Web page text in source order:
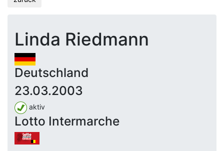
Linda Riedmann
Deutschland
23.03.2003
aktiv
Lotto Intermarche